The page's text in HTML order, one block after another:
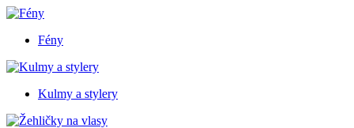
Fény
Kulmy a stylery